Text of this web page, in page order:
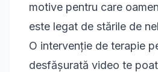
motive pentru care
este legat de stările de
O intervenție de terapie
desfășurată video te